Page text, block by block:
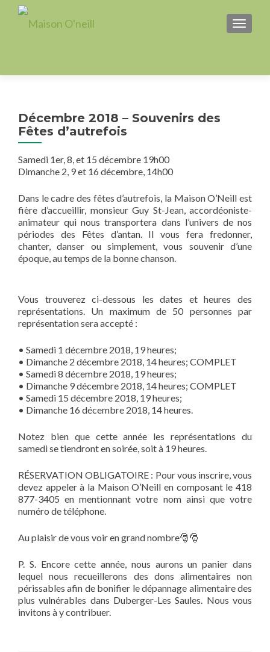
Décembre 2018 – Souvenirs des
Fêtes d’autrefois
Samedi 1er, 8, et 15 décembre 19h00
Dimanche 2, 9 et 16 décembre, 14h00
Dans le cadre des fêtes d’autrefois, la Maison O’Neill est
fière d’accueillir, monsieur Guy St-Jean, accordéoniste-
animateur qui nous transportera dans l’univers de nos
périodes des Fêtes d’antan. Il vous fera fredonner,
chanter, danser ou simplement, vous souvenir d’une
époque, au temps de la bonne chanson.
Vous trouverez ci-dessous les dates et heures des
représentations. Un maximum de 50 personnes par
représentation sera accepté :
• Samedi 1 décembre 2018, 19 heures;
• Dimanche 2 décembre 2018, 14 heures; COMPLET
• Samedi 8 décembre 2018, 19 heures;
• Dimanche 9 décembre 2018, 14 heures; COMPLET
• Samedi 15 décembre 2018, 19 heures;
• Dimanche 16 décembre 2018, 14 heures.
Notez bien que cette année les représentations du
samedi se tiendront en soirée, soit à 19 heures.
RÉSERVATION OBLIGATOIRE : Pour vous inscrire, vous
devez appeler à la Maison O’Neill en composant le 418
877-3405 en mentionnant votre nom ainsi que votre
numéro de téléphone.
Au plaisir de vous voir en grand nombre🎅🎅
P. S. Encore cette année, nous aurons un panier dans
lequel nous recueillerons des dons alimentaires non
périssables afin de bonifier le dépannage alimentaire des
plus vulnérables dans Duberger-Les Saules. Nous vous
invitons à y contribuer.